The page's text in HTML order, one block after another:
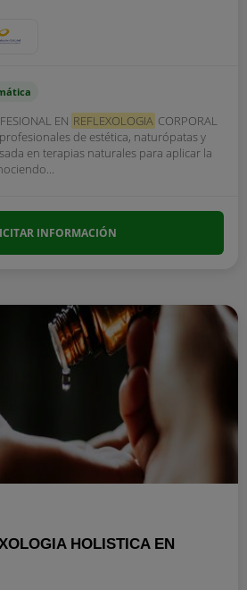
EN REFLEXOLOGIA CORPORAL
de estética, naturópatas y
en terapias naturales para aplicar la
INFORMACIÓN
HOLISTICA EN